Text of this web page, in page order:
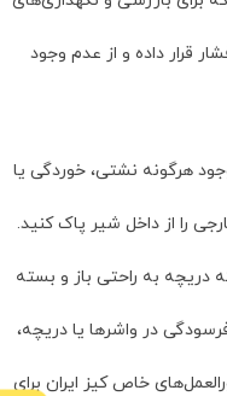
قرار داده و از عدم وجود
هرگونه نشتی، خوردگی یا
را از داخل شیر پاک کنید.
دریچه به راحتی باز و بسته
در واشرها یا دریچه،
خاص کیز ایران برای